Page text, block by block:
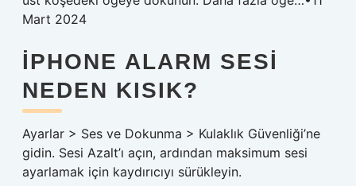
Mart 2024
IPHONE ALARM SESI
NEDEN KISIK?
Ayarlar > Ses ve Dokunma > Kulaklık Güvenliği’ne
gidin. Sesi Azalt’ı açın, ardından maksimum sesi
ayarlamak için kaydırıcıyı sürükleyin.